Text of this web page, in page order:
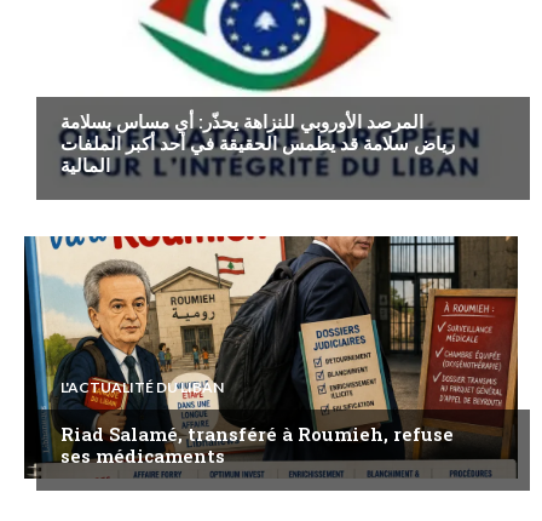
المرصد الأوروبي للنزاهة يحذّر: أي مساس بسلامة
رياض سلامة قد يطمس الحقيقة في أحد أكبر الملفات
المالية
L'ACTUALITÉ DU LIBAN
Riad Salamé, transféré à Roumieh, refuse
ses médicaments